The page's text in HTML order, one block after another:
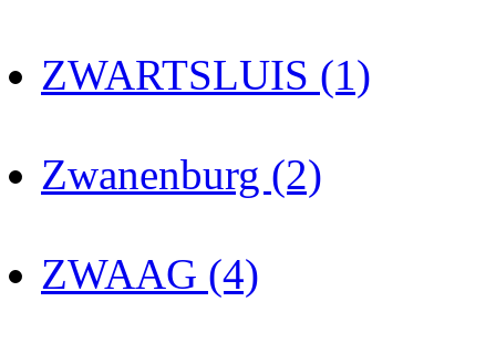
ZWARTSLUIS (1)
Zwanenburg (2)
ZWAAG (4)